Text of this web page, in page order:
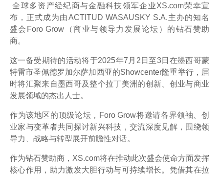
全球多资产经纪商与金融科技领军企业XS.com荣幸宣
布，正式成为由ACTITUD WASAUSKY S.A.主办的知名
盛会Foro Grow（商业与领导力发展论坛）的钻石赞助
商。
这一备受期待的活动将于2025年7月2日至3日在墨西哥蒙
特雷市圣佩德罗加尔萨加西亚的Showcenter隆重举行，届
时将汇聚来自墨西哥及整个拉丁美洲的创新、创业与商业
发展领域的杰出人士。
作为该地区的顶级论坛，Foro Grow将邀请各界领袖、创
业家与变革者共同探讨新兴科技，交流深度见解，围绕领
导力、战略与转型展开前瞻性对话。
作为钻石赞助商，XS.com将在推动此次盛会使命方面发挥
核心作用，助力激发大胆行动与可持续增长。凭借其在拉